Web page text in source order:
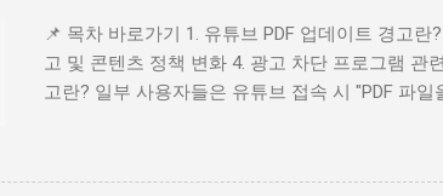
📌 목차 바로가기 1. 유튜브 PDF 업데이트 경고
고 및 콘텐츠 정책 변화 4. 광고 차단 프로그램 관
고란? 일부 사용자들은 유튜브 접속 시 "PDF 파
Adobe 공식 PDF 리더 다운로드 2. 피싱 및 악성
에서 유입된 경우 업데이트를 긴급히 요구 하거